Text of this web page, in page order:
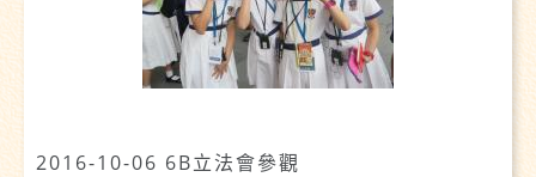
2016-10-06 6B立法會參觀